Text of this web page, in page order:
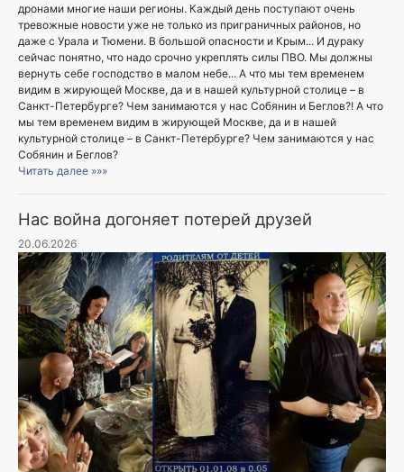
дронами многие наши регионы. Каждый день поступают очень
тревожные новости уже не только из приграничных районов, но
даже с Урала и Тюмени. В большой опасности и Крым... И дураку
сейчас понятно, что надо срочно укреплять силы ПВО. Мы должны
вернуть себе господство в малом небе... А что мы тем временем
видим в жирующей Москве, да и в нашей культурной столице – в
Санкт-Петербурге? Чем занимаются у нас Собянин и Беглов?! А что
мы тем временем видим в жирующей Москве, да и в нашей
культурной столице – в Санкт-Петербурге? Чем занимаются у нас
Собянин и Беглов?
Читать далее »»»
Нас война догоняет потерей друзей
20.06.2026